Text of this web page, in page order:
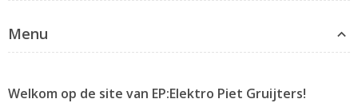
Menu
Welkom op de site van EP:Elektro Piet Gruijters!